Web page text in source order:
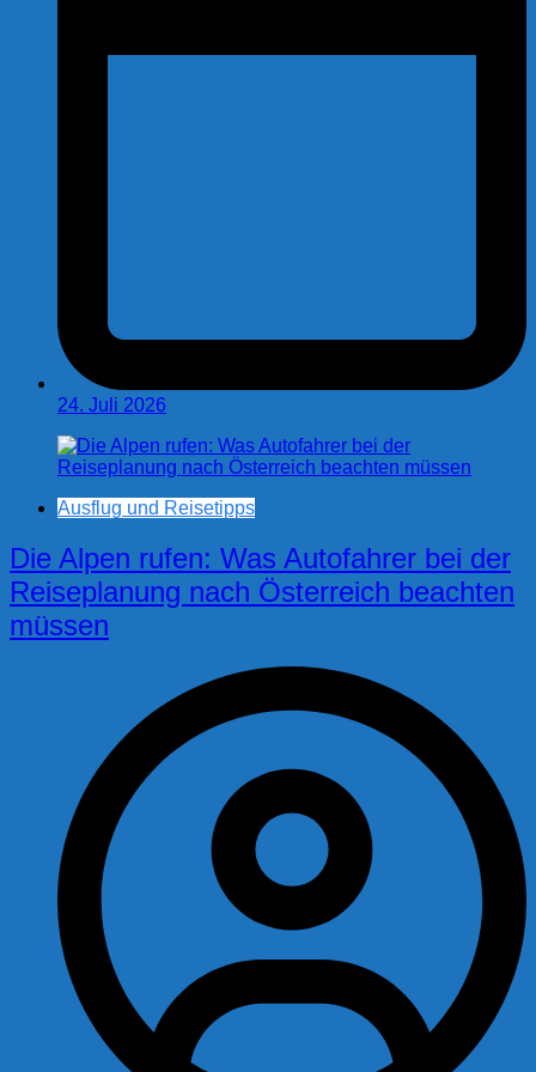
24. Juli 2026
Ausflug und Reisetipps
Die Alpen rufen: Was Autofahrer bei der
Reiseplanung nach Österreich beachten
müssen